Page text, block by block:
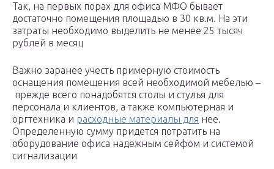
Так, на первых порах для офиса МФО бывает
достаточно помещения площадью в 30 кв.м. На эти
затраты необходимо выделить не менее 25 тысяч
рублей в месяц
Важно заранее учесть примерную стоимость
оснащения помещения всей необходимой мебелью –
прежде всего понадобятся столы и стулья для
персонала и клиентов, а также компьютерная и
оргтехника и расходные материалы для нее.
Определенную сумму придется потратить на
оборудование офиса надежным сейфом и системой
сигнализации